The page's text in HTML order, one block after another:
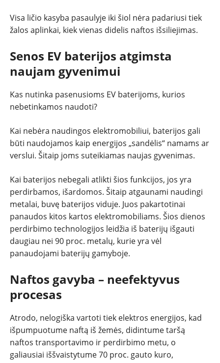
Visa ličio kasyba pasaulyje iki šiol nėra padariusi tiek
žalos aplinkai, kiek vienas didelis naftos išsiliejimas.
Senos EV baterijos atgimsta
naujam gyvenimui
Kas nutinka pasenusioms EV baterijoms, kurios
nebetinkamos naudoti?
Kai nebėra naudingos elektromobiliui, baterijos gali
būti naudojamos kaip energijos „sandėlis“ namams ar
verslui. Šitaip joms suteikiamas naujas gyvenimas.
Kai baterijos nebegali atlikti šios funkcijos, jos yra
perdirbamos, išardomos. Šitaip atgaunami naudingi
metalai, buvę baterijos viduje. Juos pakartotinai
panaudos kitos kartos elektromobiliams. Šios dienos
perdirbimo technologijos leidžia iš baterijų išgauti
daugiau nei 90 proc. metalų, kurie yra vėl
panaudojami baterijų gamyboje.
Naftos gavyba – neefektyvus
procesas
Atrodo, nelogiška vartoti tiek elektros energijos, kad
išpumpuotume naftą iš žemės, didintume taršą
naftos transportavimo ir perdirbimo metu, o
galiausiai iššvaistytume 70 proc. gauto kuro,